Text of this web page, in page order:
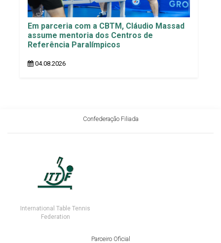
Em parceria com a CBTM, Cláudio Massad
assume mentoria dos Centros de
Referência Paralímpicos
04.08.2026
Confederação Filiada
International Table Tennis
Federation
Parceiro Oficial